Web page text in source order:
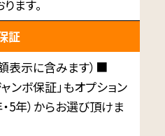
ます。
証
表示に含みます）■
ンボ保証」もオプション
5年）からお選び頂けま